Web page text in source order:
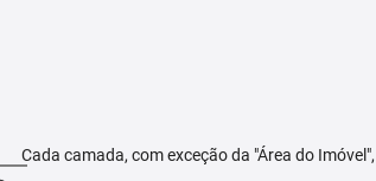
Cada camada, com exceção da "Área do